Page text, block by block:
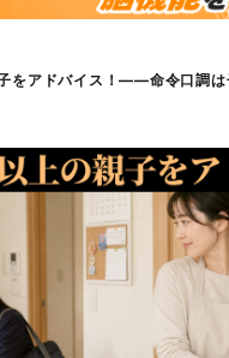
をアドバイス！――命令口調は